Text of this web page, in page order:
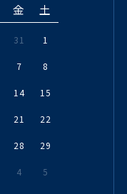
金 土
31 1
7 8
14 15
21 22
28 29
4 5